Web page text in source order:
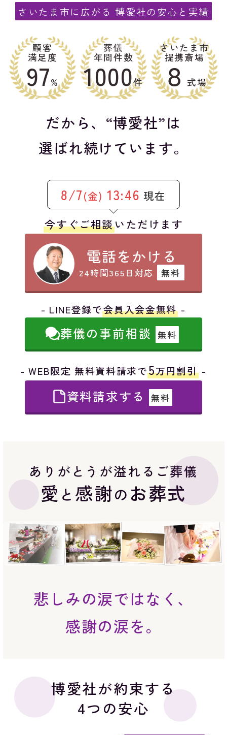
さいたま市に広がる 博愛社の安心と実績
顧客
満足度
97%
葬儀
年間件数
1000件
さいたま市
提携斎場
８ 式場
だから、“博愛社”は
選ばれ続けています。
8/7(金) 13:46 現在
今すぐご相談いただけます
電話をかける
24時間365日対応 無料
- LINE登録で会員入会金無料-
葬儀の事前相談 無料
- WEB限定 無料資料請求で5万円割引-
資料請求する 無料
ありがとうが溢れるご葬儀
愛 と 感謝の お葬式
悲しみの涙ではなく、
感謝の涙を。
博愛社が約束する
4つの安心